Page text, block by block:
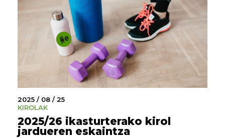
2025 / 08 / 25
KIROLAK
2025/26 ikasturterako kirol
jardueren eskaintza